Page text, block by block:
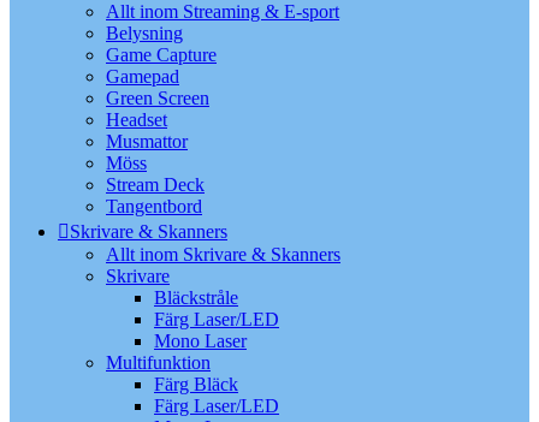
Allt inom Streaming & E-sport
Belysning
Game Capture
Gamepad
Green Screen
Headset
Musmattor
Möss
Stream Deck
Tangentbord
Skrivare & Skanners
Allt inom Skrivare & Skanners
Skrivare
Bläckstråle
Färg Laser/LED
Mono Laser
Multifunktion
Färg Bläck
Färg Laser/LED